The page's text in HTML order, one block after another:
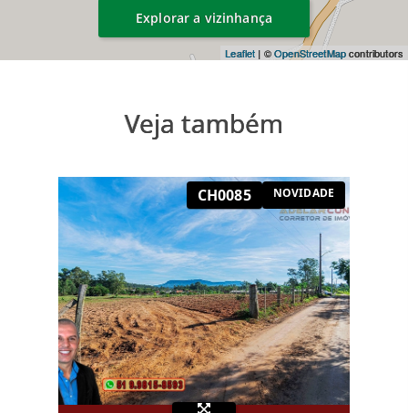
Leaflet | ©OpenStreetMapcontributors
Explorar a vizinhança
Veja também
CH0085 NOVIDADE